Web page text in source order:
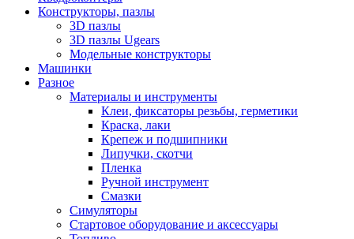
Конструкторы, пазлы
3D пазлы
3D пазлы Ugears
Модельные конструкторы
Машинки
Разное
Материалы и инструменты
Клеи, фиксаторы резьбы, герметики
Краска, лаки
Крепеж и подшипники
Липучки, скотчи
Пленка
Ручной инструмент
Смазки
Симуляторы
Стартовое оборудование и аксессуары